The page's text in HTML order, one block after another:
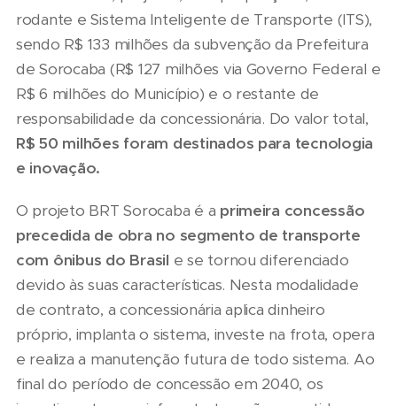
rodante e Sistema Inteligente de Transporte (ITS),
sendo R$ 133 milhões da subvenção da Prefeitura
de Sorocaba (R$ 127 milhões via Governo Federal e
R$ 6 milhões do Município) e o restante de
responsabilidade da concessionária. Do valor total,
R$ 50 milhões foram destinados para tecnologia
e inovação.
O projeto BRT Sorocaba é a primeira concessão
precedida de obra no segmento de transporte
com ônibus do Brasil e se tornou diferenciado
devido às suas características. Nesta modalidade
de contrato, a concessionária aplica dinheiro
próprio, implanta o sistema, investe na frota, opera
e realiza a manutenção futura de todo sistema. Ao
final do período de concessão em 2040, os